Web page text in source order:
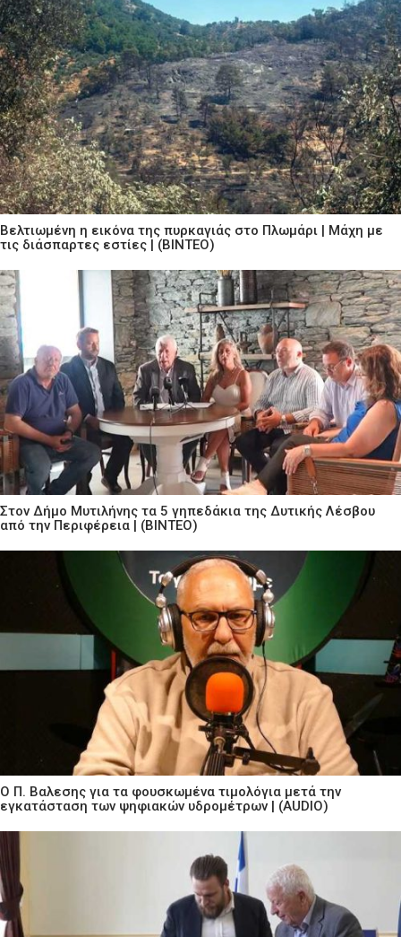
Βελτιωμένη η εικόνα της πυρκαγιάς στο Πλωμάρι | Μάχη με
τις διάσπαρτες εστίες | (ΒΙΝΤΕΟ)
Στον Δήμο Μυτιλήνης τα 5 γηπεδάκια της Δυτικής Λέσβου
από την Περιφέρεια | (ΒΙΝΤΕΟ)
Ο Π. Βαλεσης για τα φουσκωμένα τιμολόγια μετά την
εγκατάσταση των ψηφιακών υδρομέτρων | (AUDIO)